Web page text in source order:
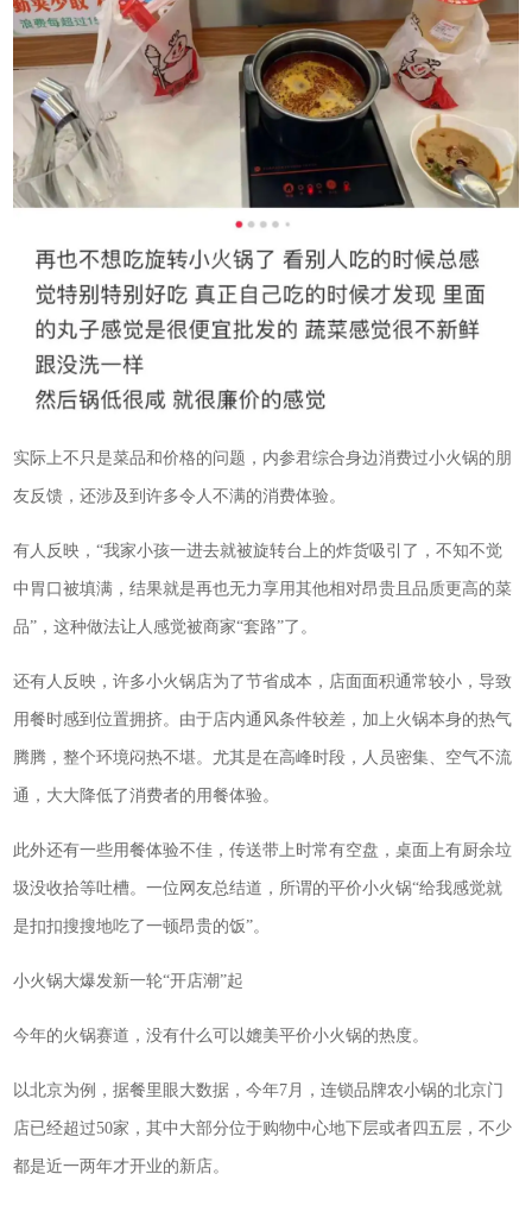
实际上不只是菜品和价格的问题，内参君综合身边消费过小火锅的朋
友反馈，还涉及到许多令人不满的消费体验。
有人反映，“我家小孩一进去就被旋转台上的炸货吸引了，不知不觉
中胃口被填满，结果就是再也无力享用其他相对昂贵且品质更高的菜
品”，这种做法让人感觉被商家“套路”了。
还有人反映，许多小火锅店为了节省成本，店面面积通常较小，导致
用餐时感到位置拥挤。由于店内通风条件较差，加上火锅本身的热气
腾腾，整个环境闷热不堪。尤其是在高峰时段，人员密集、空气不流
通，大大降低了消费者的用餐体验。
此外还有一些用餐体验不佳，传送带上时常有空盘，桌面上有厨余垃
圾没收拾等吐槽。一位网友总结道，所谓的平价小火锅“给我感觉就
是扣扣搜搜地吃了一顿昂贵的饭”。
小火锅大爆发新一轮“开店潮”起
今年的火锅赛道，没有什么可以媲美平价小火锅的热度。
以北京为例，据餐里眼大数据，今年7月，连锁品牌农小锅的北京门
店已经超过50家，其中大部分位于购物中心地下层或者四五层，不少
都是近一两年才开业的新店。